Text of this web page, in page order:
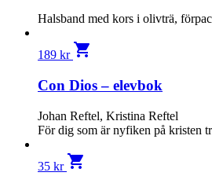
Halsband med kors i olivträ,
189 kr shopping_cart
Con Dios – elevbok
Johan Reftel, Kristina Reftel
För dig som är nyfiken på kristen
35 kr shopping_cart